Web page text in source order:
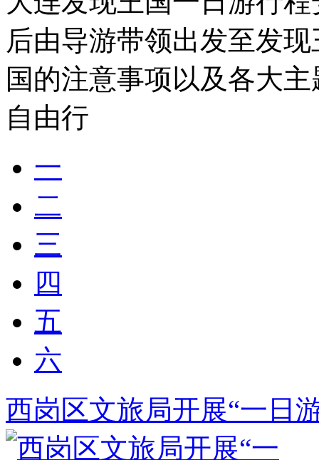
后由导游带领出发至发
国的注意事项以及各大
自由行
一
二
三
四
五
六
西岗区文旅局开展“一日